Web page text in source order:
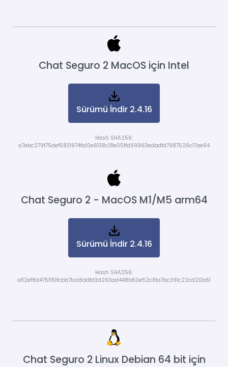
Chat Seguro 2 MacOS için Intel
Sürümü İndir 2.4.16
Hash SHA256:
a7ebc279f75def5831974fa10e6138c18e05ffd99963edbdfd7987526c17ae94
Chat Seguro 2 - MacOS M1/M5 arm64
Sürümü İndir 2.4.16
Hash SHA256:
a112ef8d4751151fcbb71ca8ddfd3d263ad448b60e52c81a7bc391c22cd20b61
Chat Seguro 2 Linux Debian 64 bit için